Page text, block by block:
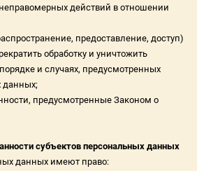
действий в отношении
предоставление, доступ)
обработку и уничтожить
и случаях, предусмотренных
данных;
предусмотренные Законом о
субъектов персональных данных
данных имеют право: